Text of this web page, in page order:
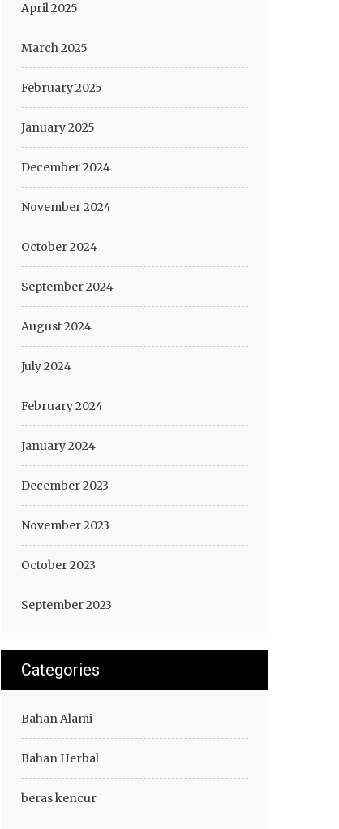
April 2025
March 2025
February 2025
January 2025
December 2024
November 2024
October 2024
September 2024
August 2024
July 2024
February 2024
January 2024
December 2023
November 2023
October 2023
September 2023
Categories
Bahan Alami
Bahan Herbal
beras kencur